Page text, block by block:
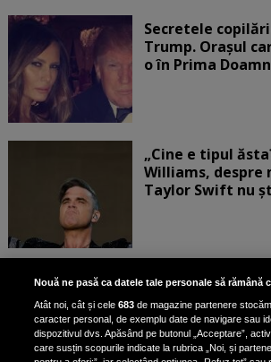
Secretele
Trump. Orașul
o în Prima
„Cine e tipul
Williams, despre
Taylor Swift nu
Bruce Dickinson,
Iron Maiden, şi-
de scrimer la un
Nouă ne pasă ca datele tale personale să rămână
Atât noi, cât și cele683 de magazine partenere
caracter personal, de exemplu date de navigare sau
dispozitivul dvs. Apăsând pe butonul „Acceptare”,
care susțin scopurile indicate la rubrica „Noi, și